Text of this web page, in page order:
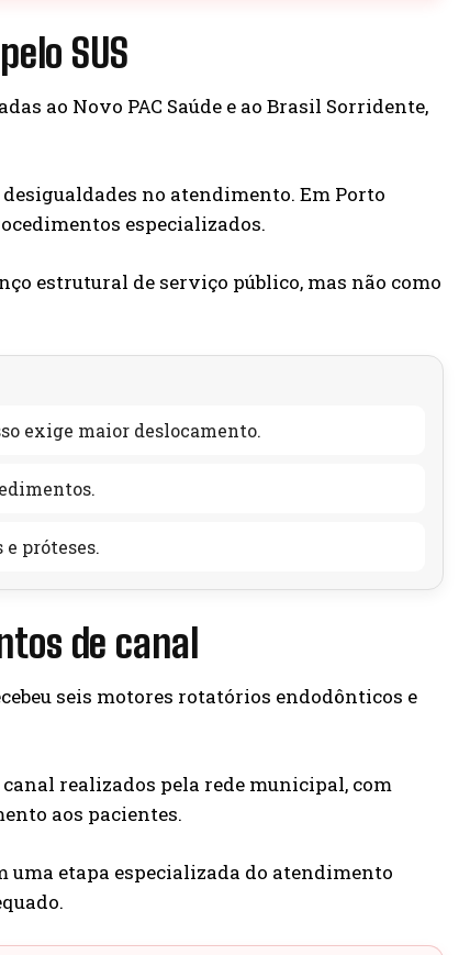
SUS
ao Novo PAC Saúde e ao Brasil Sorridente,
no atendimento. Em Porto
especializados.
estrutural de serviço público, mas não como
exige maior deslocamento.
próteses.
de canal
seis motores rotatórios endodônticos e
realizados pela rede municipal, com
aos pacientes.
uma etapa especializada do atendimento